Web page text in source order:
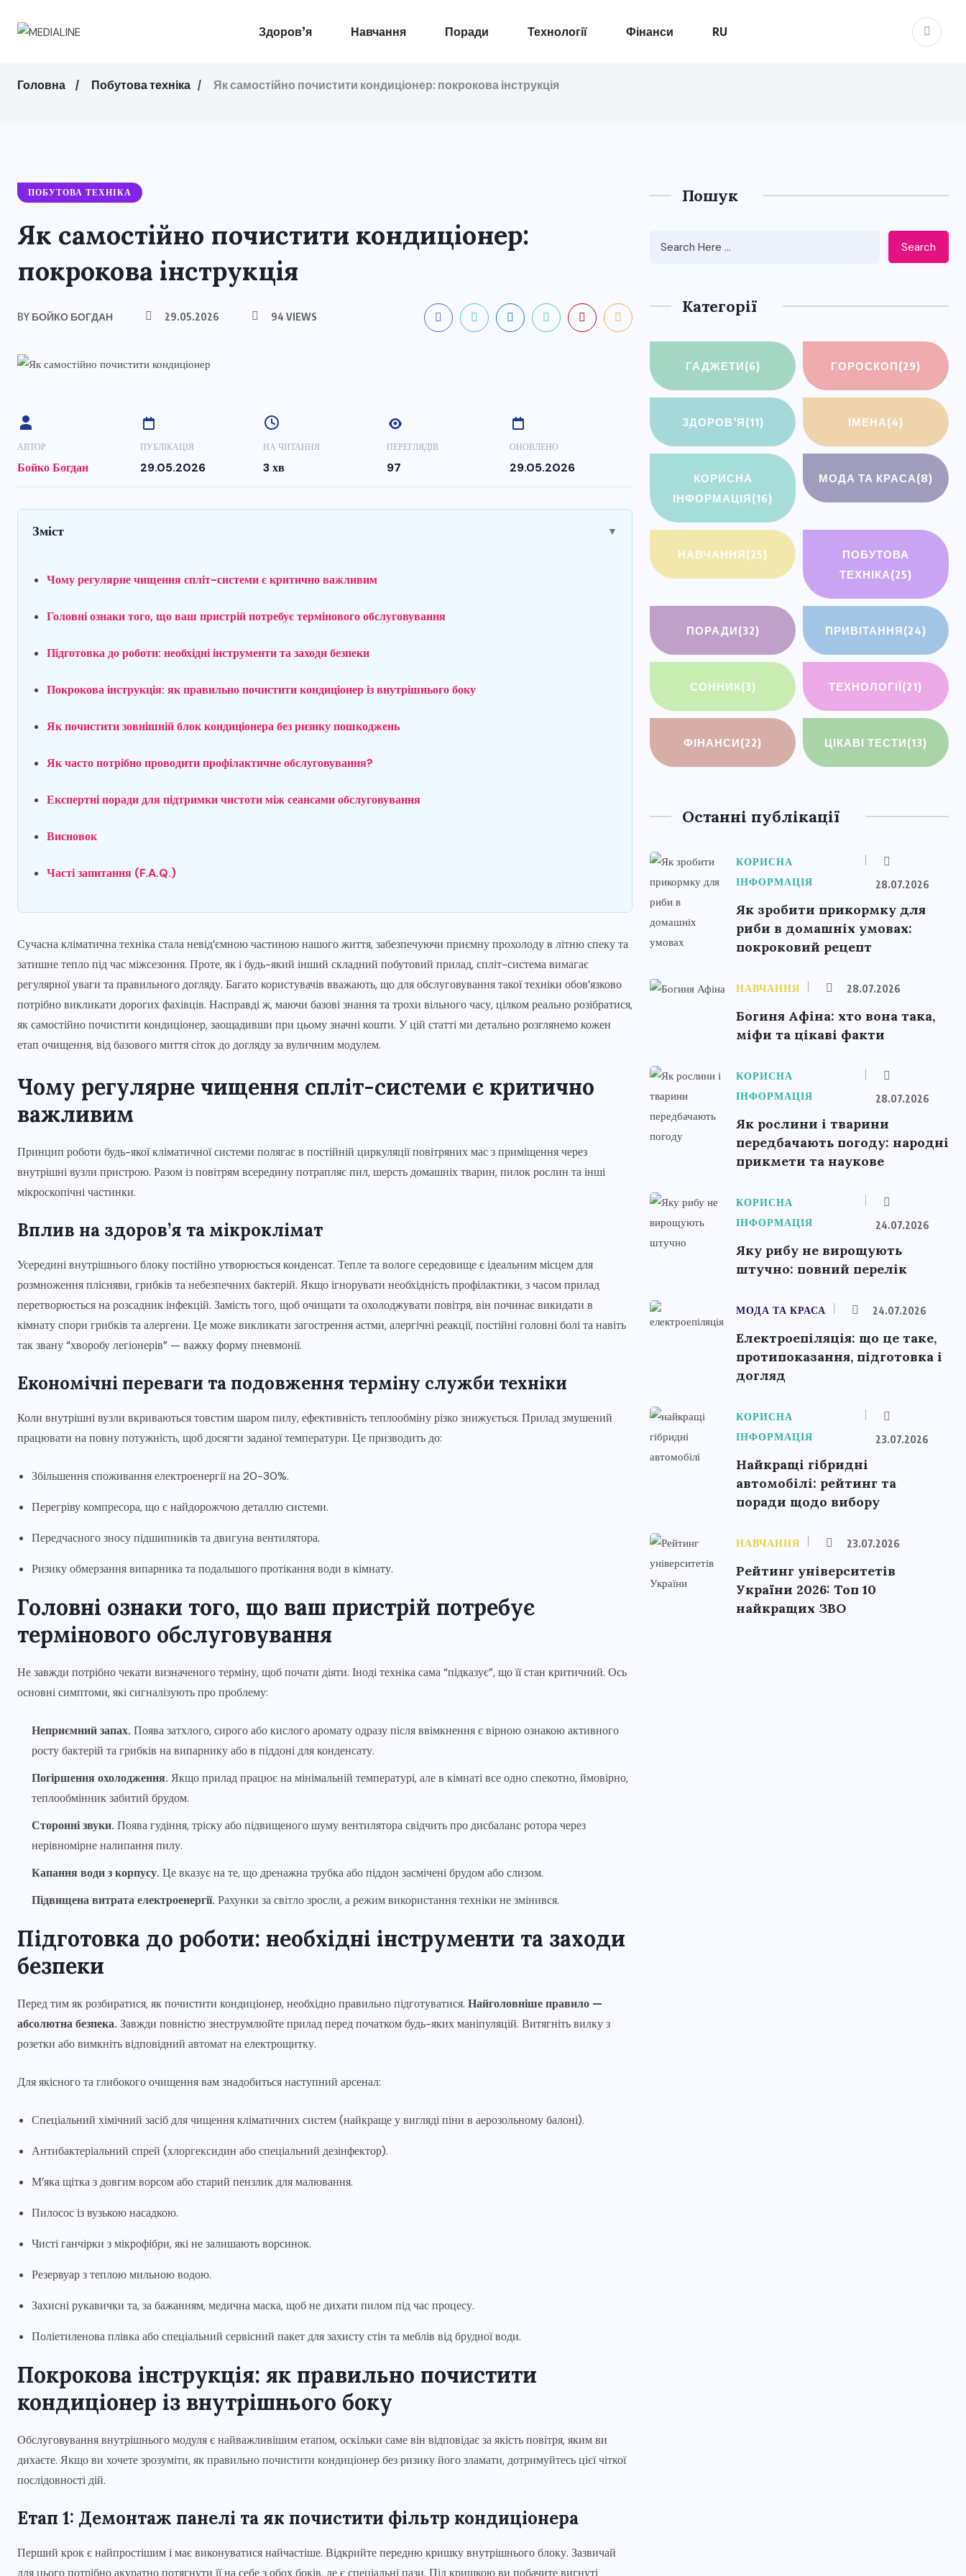
Здоров’я Навчання Поради Технології Фінанси RU
Головна Побутова техніка Як самостійно почистити кондиціонер: покрокова інструкція
ПОБУТОВА ТЕХНІКА
Як самостійно почистити кондиціонер:
покрокова інструкція
BY БОЙКО БОГДАН 29.05.2026 94 VIEWS
АВТОР
Бойко Богдан
ПУБЛІКАЦІЯ
29.05.2026
НА ЧИТАННЯ
3 хв
ПЕРЕГЛЯДІВ
97
ОНОВЛЕНО
29.05.2026
Зміст ▼
Чому регулярне чищення спліт-системи є критично важливим
Головні ознаки того, що ваш пристрій потребує термінового обслуговування
Підготовка до роботи: необхідні інструменти та заходи безпеки
Покрокова інструкція: як правильно почистити кондиціонер із внутрішнього боку
Як почистити зовнішній блок кондиціонера без ризику пошкоджень
Як часто потрібно проводити профілактичне обслуговування?
Експертні поради для підтримки чистоти між сеансами обслуговування
Висновок
Часті запитання (F.A.Q.)
Сучасна кліматична техніка стала невід’ємною частиною нашого життя, забезпечуючи приємну прохолоду в літню спеку та
затишне тепло під час міжсезоння. Проте, як і будь-який інший складний побутовий прилад, спліт-система вимагає
регулярної уваги та правильного догляду. Багато користувачів вважають, що для обслуговування такої техніки обов’язково
потрібно викликати дорогих фахівців. Насправді ж, маючи базові знання та трохи вільного часу, цілком реально розібратися,
як самостійно почистити кондиціонер, заощадивши при цьому значні кошти. У цій статті ми детально розглянемо кожен
етап очищення, від базового миття сіток до догляду за вуличним модулем.
Чому регулярне чищення спліт-системи є критично
важливим
Принцип роботи будь-якої кліматичної системи полягає в постійній циркуляції повітряних мас з приміщення через
внутрішні вузли пристрою. Разом із повітрям всередину потрапляє пил, шерсть домашніх тварин, пилок рослин та інші
мікроскопічні частинки.
Вплив на здоров’я та мікроклімат
Усередині внутрішнього блоку постійно утворюється конденсат. Тепле та вологе середовище є ідеальним місцем для
розмноження плісняви, грибків та небезпечних бактерій. Якщо ігнорувати необхідність профілактики, з часом прилад
перетворюється на розсадник інфекцій. Замість того, щоб очищати та охолоджувати повітря, він починає викидати в
кімнату спори грибків та алергени. Це може викликати загострення астми, алергічні реакції, постійні головні болі та навіть
так звану “хворобу легіонерів” — важку форму пневмонії.
Економічні переваги та подовження терміну служби техніки
Коли внутрішні вузли вкриваються товстим шаром пилу, ефективність теплообміну різко знижується. Прилад змушений
працювати на повну потужність, щоб досягти заданої температури. Це призводить до:
Збільшення споживання електроенергії на 20-30%.
Перегріву компресора, що є найдорожчою деталлю системи.
Передчасного зносу підшипників та двигуна вентилятора.
Ризику обмерзання випарника та подальшого протікання води в кімнату.
Головні ознаки того, що ваш пристрій потребує
термінового обслуговування
Не завжди потрібно чекати визначеного терміну, щоб почати діяти. Іноді техніка сама “підказує”, що її стан критичний. Ось
основні симптоми, які сигналізують про проблему:
Неприємний запах. Поява затхлого, сирого або кислого аромату одразу після ввімкнення є вірною ознакою активного
росту бактерій та грибків на випарнику або в піддоні для конденсату.
Погіршення охолодження. Якщо прилад працює на мінімальній температурі, але в кімнаті все одно спекотно, ймовірно,
теплообмінник забитий брудом.
Сторонні звуки. Поява гудіння, тріску або підвищеного шуму вентилятора свідчить про дисбаланс ротора через
нерівномірне налипання пилу.
Капання води з корпусу. Це вказує на те, що дренажна трубка або піддон засмічені брудом або слизом.
Підвищена витрата електроенергії. Рахунки за світло зросли, а режим використання техніки не змінився.
Підготовка до роботи: необхідні інструменти та заходи
безпеки
Перед тим як розбиратися, як почистити кондиціонер, необхідно правильно підготуватися. Найголовніше правило —
абсолютна безпека. Завжди повністю знеструмлюйте прилад перед початком будь-яких маніпуляцій. Витягніть вилку з
розетки або вимкніть відповідний автомат на електрощитку.
Для якісного та глибокого очищення вам знадобиться наступний арсенал:
Спеціальний хімічний засіб для чищення кліматичних систем (найкраще у вигляді піни в аерозольному балоні).
Антибактеріальний спрей (хлоргексидин або спеціальний дезінфектор).
М’яка щітка з довгим ворсом або старий пензлик для малювання.
Пилосос із вузькою насадкою.
Чисті ганчірки з мікрофібри, які не залишають ворсинок.
Резервуар з теплою мильною водою.
Захисні рукавички та, за бажанням, медична маска, щоб не дихати пилом під час процесу.
Поліетиленова плівка або спеціальний сервісний пакет для захисту стін та меблів від брудної води.
Покрокова інструкція: як правильно почистити
кондиціонер із внутрішнього боку
Обслуговування внутрішнього модуля є найважливішим етапом, оскільки саме він відповідає за якість повітря, яким ви
дихаєте. Якщо ви хочете зрозуміти, як правильно почистити кондиціонер без ризику його зламати, дотримуйтесь цієї чіткої
послідовності дій.
Етап 1: Демонтаж панелі та як почистити фільтр кондиціонера
Перший крок є найпростішим і має виконуватися найчастіше. Відкрийте передню кришку внутрішнього блоку. Зазвичай
для цього потрібно акуратно потягнути її на себе з обох боків, де є спеціальні пази. Під кришкою ви побачите вигнуті
Пошук
Search
Категорії
ГАДЖЕТИ(6) ГОРОСКОП(29)
ЗДОРОВ’Я(11) ІМЕНА(4)
КОРИСНА
ІНФОРМАЦІЯ(16)
МОДА ТА КРАСА(8)
НАВЧАННЯ(25)
ПОБУТОВА
ТЕХНІКА(25)
ПОРАДИ(32) ПРИВІТАННЯ(24)
СОННИК(3) ТЕХНОЛОГІЇ(21)
ФІНАНСИ(22) ЦІКАВІ ТЕСТИ(13)
Останні публікації
КОРИСНА
ІНФОРМАЦІЯ
28.07.2026
Як зробити прикормку для
риби в домашніх умовах:
покроковий рецепт
НАВЧАННЯ 28.07.2026
Богиня Афіна: хто вона така,
міфи та цікаві факти
КОРИСНА
ІНФОРМАЦІЯ
28.07.2026
Як рослини і тварини
передбачають погоду: народні
прикмети та наукове
КОРИСНА
ІНФОРМАЦІЯ
24.07.2026
Яку рибу не вирощують
штучно: повний перелік
МОДА ТА КРАСА 24.07.2026
Електроепіляція: що це таке,
протипоказання, підготовка і
догляд
КОРИСНА
ІНФОРМАЦІЯ
23.07.2026
Найкращі гібридні
автомобілі: рейтинг та
поради щодо вибору
НАВЧАННЯ 23.07.2026
Рейтинг університетів
України 2026: Топ 10
найкращих ЗВО